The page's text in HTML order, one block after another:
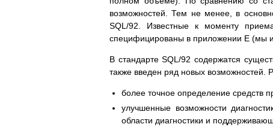
возможностей. Тем не менее, в
SQL/92. Известные к моменту
специфицированы в приложении E (мы
В стандарте SQL/92 содержатся
также введен ряд новых
более точное определение средств
улучшенные возможности
области диагностики и